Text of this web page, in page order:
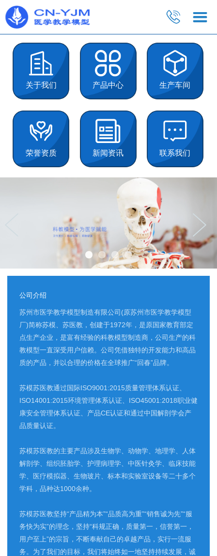
关于我们 产品中心 生产车间
荣誉资质 新闻资讯 联系我们
公司介绍
苏州市医学教学模型制造有限公司(原苏州市医学教学模型
厂)简称苏模、苏医教，创建于1972年，是原国家教育部定
点生产企业，是富有经验的科教模型制造商，公司生产的科
教模型一直深受用户信赖。公司凭借独特的开发能力和高品
质的产品，并以合理的价格在全球推广“回春”品牌。
苏模苏医教通过国际ISO9001:2015质量管理体系认证、
ISO14001:2015环境管理体系认证、ISO45001:2018职业健
康安全管理体系认证、产品CE认证和通过中国解剖学会产
品质量认证。
苏模苏医教的主要产品涉及生物学、动物学、地理学、人体
解剖学、组织胚胎学、护理病理学、中医针灸学、临床技能
学、医疗模拟器、生物玻片、标本和实验室设备等二十多个
学科，品种达1000余种。
苏模苏医教坚持“产品精为本”“品质高为重”“销售诚为先”“服
务快为实”的理念，坚持“科规正确，质量第一，信誉第一，
用户至上”的宗旨，不断奉献自己的卓越产品，实行一流服
务。为了我们的目标，我们将始终如一地坚持持续发展，诚